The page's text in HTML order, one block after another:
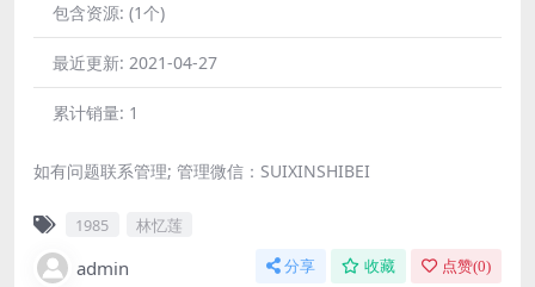
包含资源: (1个)
最近更新: 2021-04-27
累计销量: 1
如有问题联系管理; 管理微信：SUIXINSHIBEI
1985 林忆莲
admin 分享 收藏 点赞(0)